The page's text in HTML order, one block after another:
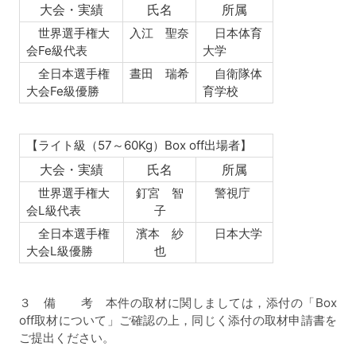
大会・実績 氏名 所属
世界選手権大
会Fe級代表
入江 聖奈
日本体育
大学
全日本選手権
大会Fe級優勝
晝田 瑞希
自衛隊体
育学校
【ライト級（57～60Kg）Box off出場者】
大会・実績 氏名 所属
世界選手権大
会L級代表
釘宮 智
子
警視庁
全日本選手権
大会L級優勝
濱本 紗
也
日本大学
３ 備 考 本件の取材に関しましては，添付の「Box
off取材について」ご確認の上，同じく添付の取材申請書を
ご提出ください。